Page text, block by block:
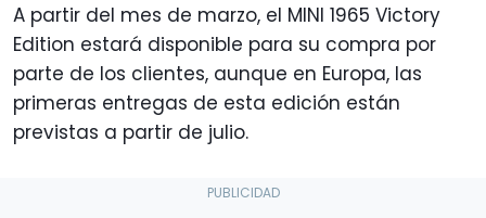
A partir del mes de marzo, el MINI 1965 Victory
Edition estará disponible para su compra por
parte de los clientes, aunque en Europa, las
primeras entregas de esta edición están
previstas a partir de julio.